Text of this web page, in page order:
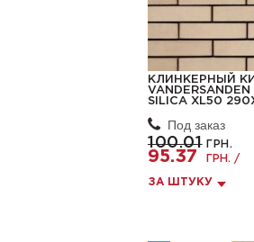
КЛИНКЕРНЫЙ
VANDERSANDEN
SILICA XL50
Под заказ
100.01ГРН.
95.37 ГРН. /
ЗА ШТУКУ